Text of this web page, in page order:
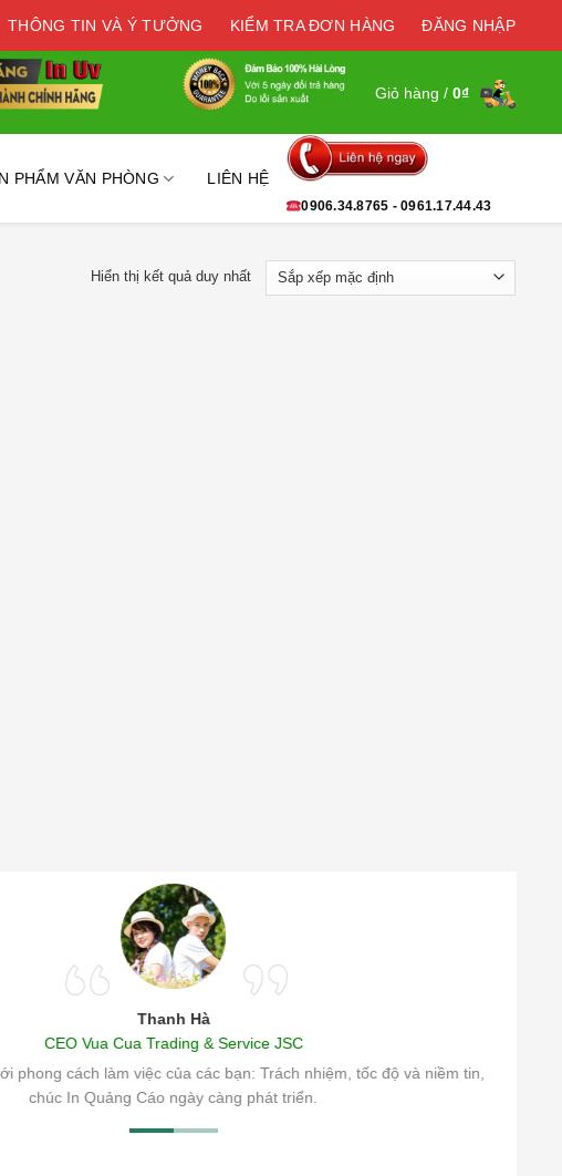
THÔNG TIN VÀ Ý TƯỞNG KIỂM TRA ĐƠN HÀNG ĐĂNG NHẬP
Giỏ hàng / 0₫
PHẨM VĂN PHÒNG LIÊN HỆ
0906.34.8765 - 0961.17.44.43
Hiển thị kết quả duy nhất
Thanh Hà
CEO Vua Cua Trading & Service JSC
phong cách làm việc của các bạn: Trách nhiệm, tốc độ và niềm tin,
chúc In Quảng Cáo ngày càng phát triển.